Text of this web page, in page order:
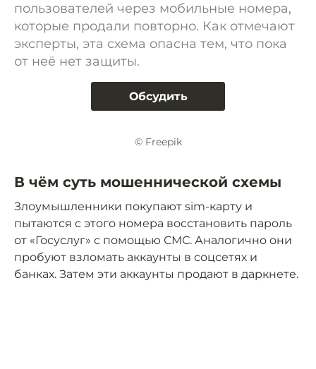
пользователей через мобильные номера,
которые продали повторно. Как отмечают
эксперты, эта схема опасна тем, что пока
от неё нет защиты.
Обсудить
© Freepik
В чём суть мошеннической схемы
Злоумышленники покупают sim-карту и
пытаются с этого номера восстановить пароль
от «Госуслуг» с помощью СМС. Аналогично они
пробуют взломать аккаунты в соцсетях и
банках. Затем эти аккаунты продают в даркнете.